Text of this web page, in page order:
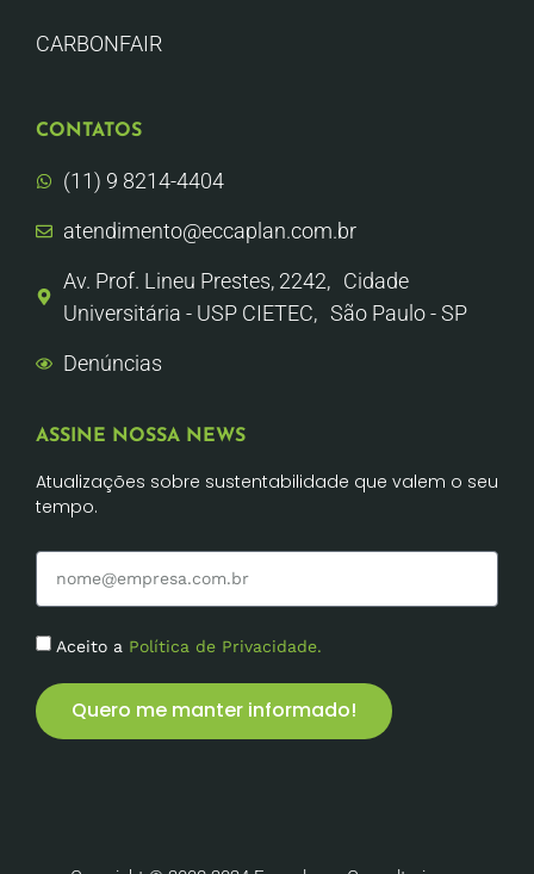
CARBONFAIR
CONTATOS
(11) 9 8214-4404
atendimento@eccaplan.com.br
Av. Prof. Lineu Prestes, 2242, Cidade
Universitária - USP CIETEC, São Paulo - SP
Denúncias
ASSINE NOSSA NEWS
Atualizações sobre sustentabilidade que valem o seu
tempo.
Aceito a Política de Privacidade.
Quero me manter informado!